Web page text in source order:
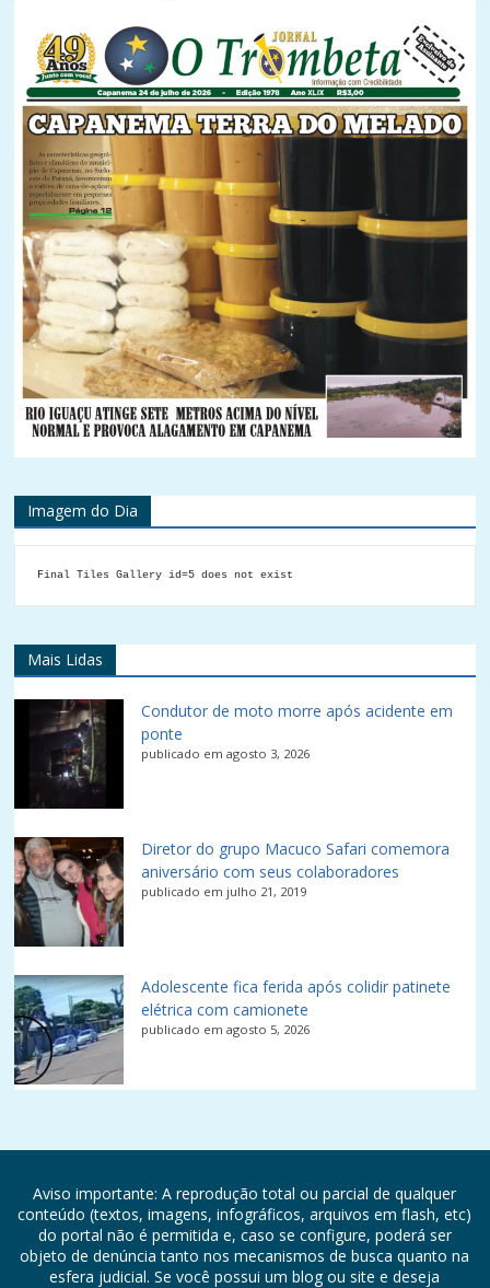
Imagem do Dia
Final Tiles Gallery id=5 does not exist
Mais Lidas
Condutor de moto morre após acidente em
ponte
publicado em agosto 3, 2026
Diretor do grupo Macuco Safari comemora
aniversário com seus colaboradores
publicado em julho 21, 2019
Adolescente fica ferida após colidir patinete
elétrica com camionete
publicado em agosto 5, 2026
Aviso importante: A reprodução total ou parcial de qualquer
conteúdo (textos, imagens, infográficos, arquivos em flash, etc)
do portal não é permitida e, caso se configure, poderá ser
objeto de denúncia tanto nos mecanismos de busca quanto na
esfera judicial. Se você possui um blog ou site e deseja